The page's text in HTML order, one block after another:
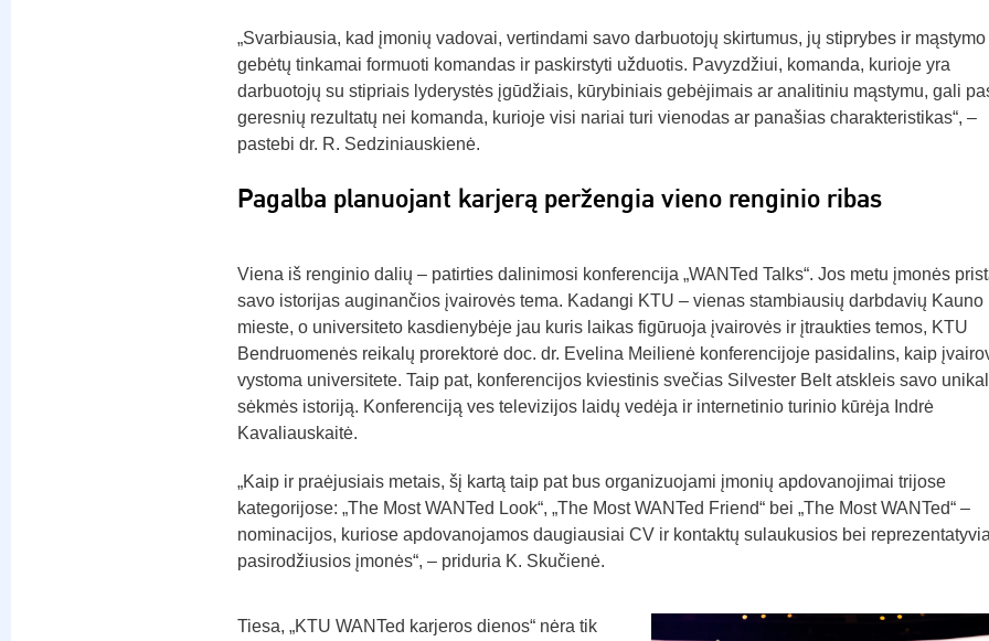
„Svarbiausia, kad įmonių vadovai, vertindami savo darbuotojų skirtumus, jų stiprybes ir mąstymo
gebėtų tinkamai formuoti komandas ir paskirstyti užduotis. Pavyzdžiui, komanda, kurioje yra
darbuotojų su stipriais lyderystės įgūdžiais, kūrybiniais gebėjimais ar analitiniu mąstymu, gali
geresnių rezultatų nei komanda, kurioje visi nariai turi vienodas ar panašias charakteristikas“, –
pastebi dr. R. Sedziniauskienė.
Pagalba planuojant karjerą peržengia vieno renginio ribas
Viena iš renginio dalių – patirties dalinimosi konferencija „WANTed Talks“. Jos metu įmonės
savo istorijas auginančios įvairovės tema. Kadangi KTU – vienas stambiausių darbdavių Kauno
mieste, o universiteto kasdienybėje jau kuris laikas figūruoja įvairovės ir įtraukties temos, KTU
Bendruomenės reikalų prorektorė doc. dr. Evelina Meilienė konferencijoje pasidalins, kaip
vystoma universitete. Taip pat, konferencijos kviestinis svečias Silvester Belt atskleis savo
sėkmės istoriją. Konferenciją ves televizijos laidų vedėja ir internetinio turinio kūrėja Indrė
Kavaliauskaitė.
„Kaip ir praėjusiais metais, šį kartą taip pat bus organizuojami įmonių apdovanojimai trijose
kategorijose: „The Most WANTed Look“, „The Most WANTed Friend“ bei „The Most WANTed“ –
nominacijos, kuriose apdovanojamos daugiausiai CV ir kontaktų sulaukusios bei
pasirodžiusios įmonės“, – priduria K. Skučienė.
Tiesa, „KTU WANTed karjeros dienos“ nėra tik